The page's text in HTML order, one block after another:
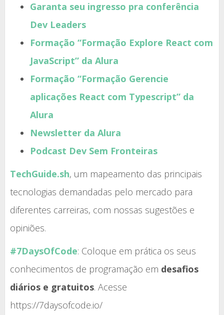
Garanta seu ingresso pra conferência
Dev Leaders
Formação “Formação Explore React com
JavaScript” da Alura
Formação “Formação Gerencie
aplicações React com Typescript” da
Alura
Newsletter da Alura
Podcast Dev Sem Fronteiras
TechGuide.sh, um mapeamento das principais
tecnologias demandadas pelo mercado para
diferentes carreiras, com nossas sugestões e
opiniões.
#7DaysOfCode: Coloque em prática os seus
conhecimentos de programação em desafios
diários e gratuitos. Acesse
https://7daysofcode.io/